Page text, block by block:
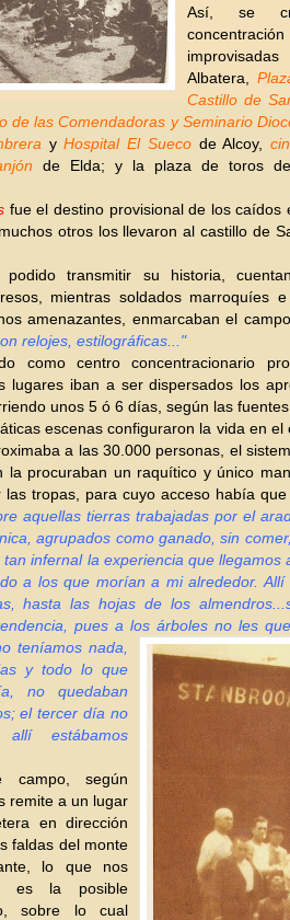
Así, se
Albatera,
Castillo de
de las Comendadoras y Seminario
yHospital El Suecode Alcoy,
de Elda; y la plaza de toros
fue el destino provisional de los caídos
otros los llevaron al castillo de
transmitir su historia,
mientras soldados marroquíes e
amenazantes, enmarcaban el campo.
relojes, estilográficas..."
como centro concentracionario
lugares iban a ser dispersados los
unos 5 ó 6 días, según las fuentes.
escenas configuraron la vida en el
a las 30.000 personas, el
la procuraban un raquítico y único
tropas, para cuyo acceso había
aquellas tierras trabajadas por el
agrupados como ganado, sin
infernal la experiencia que llegamos
a los que morían a mi alrededor.
hasta las hojas de los
pues a los árboles no les
teníamos nada,
y todo lo que
no quedaban
el tercer día no
estábamos
campo, según
remite a un lugar
en dirección
faldas del monte
lo que nos
es la posible
sobre lo cual